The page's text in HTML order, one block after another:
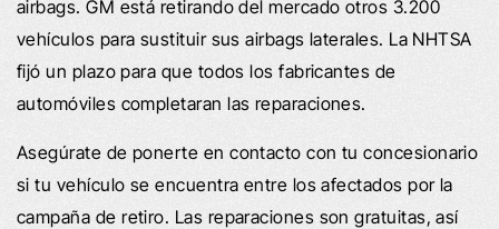
airbags. GM está retirando del mercado otros 3.200
vehículos para sustituir sus airbags laterales. La NHTSA
fijó un plazo para que todos los fabricantes de
automóviles completaran las reparaciones.
Asegúrate de ponerte en contacto con tu concesionario
si tu vehículo se encuentra entre los afectados por la
campaña de retiro. Las reparaciones son gratuitas, así